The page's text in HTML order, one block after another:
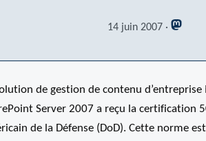
14 juin 2007
de gestion de contenu
Server 2007 a reçu la certification
de la Défense (DoD). Cette norme